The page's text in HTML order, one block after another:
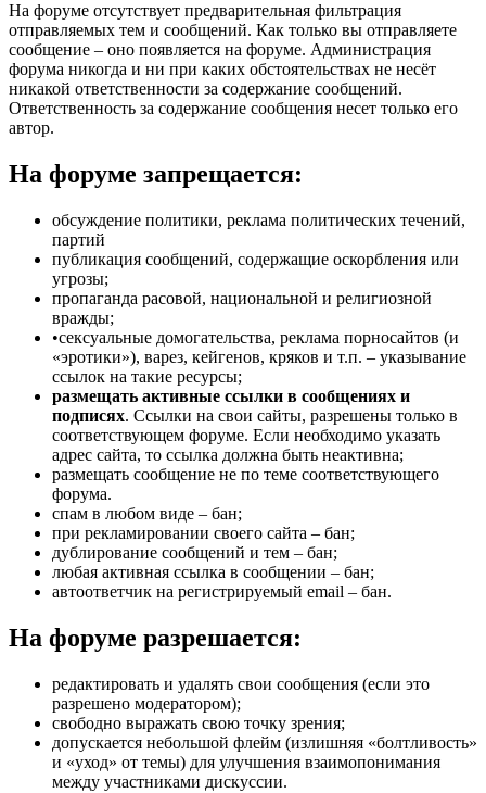
На форуме отсутствует предварительная фильтрация
отправляемых тем и сообщений. Как только вы отправляете
сообщение – оно появляется на форуме. Администрация
форума никогда и ни при каких обстоятельствах не несёт
никакой ответственности за содержание сообщений.
Ответственность за содержание сообщения несет только его
автор.
На форуме запрещается:
обсуждение политики, реклама политических течений,
партий
публикация сообщений, содержащие оскорбления или
угрозы;
пропаганда расовой, национальной и религиозной
вражды;
•сексуальные домогательства, реклама порносайтов (и
«эротики»), варез, кейгенов, кряков и т.п. – указывание
ссылок на такие ресурсы;
размещать активные ссылки в сообщениях и
подписях. Ссылки на свои сайты, разрешены только в
соответствующем форуме. Если необходимо указать
адрес сайта, то ссылка должна быть неактивна;
размещать сообщение не по теме соответствующего
форума.
спам в любом виде – бан;
при рекламировании своего сайта – бан;
дублирование сообщений и тем – бан;
любая активная ссылка в сообщении – бан;
автоответчик на регистрируемый email – бан.
На форуме разрешается:
редактировать и удалять свои сообщения (если это
разрешено модератором);
свободно выражать свою точку зрения;
допускается небольшой флейм (излишняя «болтливость»
и «уход» от темы) для улучшения взаимопонимания
между участниками дискуссии.